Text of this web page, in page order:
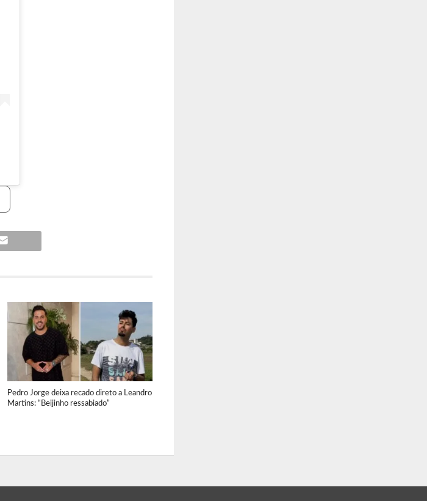
Pedro Jorge deixa recado direto a Leandro
Martins: “Beijinho ressabiado”